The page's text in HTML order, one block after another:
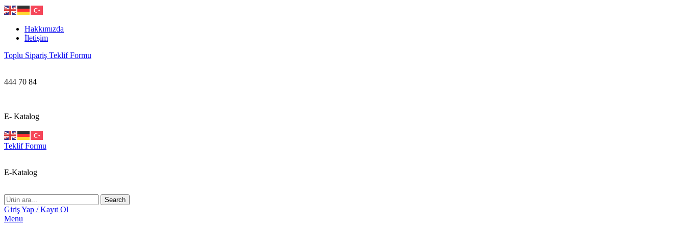
Hakkımızda
İletişim
Toplu Sipariş Teklif Formu
444 70 84
E- Katalog
Teklif Formu
E-Katalog
Search
Giriş Yap / Kayıt Ol
Menu